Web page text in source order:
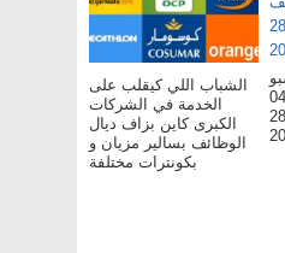
الشباب اللي كيقلب على
الخدمة في الشركات
الكبرى كاين بزاف ديال
الوظائف بسالير مزيان و
بكونترات مختلفة
: مباريات لتوظيف 04
مناصب. آخر أجل 28